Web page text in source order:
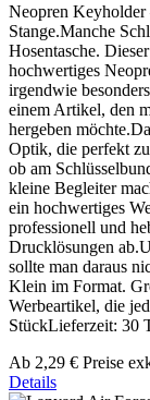
Neopren
Stange.Manche
Hosentasche.
hochwertiges
irgendwie
einem Artikel, den
hergeben
Optik, die perfekt
ob am
kleine Begleiter
ein hochwertiges
professionell und
Drucklösungen
sollte man daraus
Klein im Format.
Werbeartikel, die
StückLieferzeit: 30
Ab 2,29 € Preise
Details